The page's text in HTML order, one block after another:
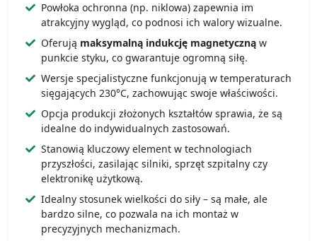
Powłoka ochronna (np. niklowa) zapewnia im
atrakcyjny wygląd, co podnosi ich walory wizualne.
Oferują maksymalną indukcję magnetyczną w
punkcie styku, co gwarantuje ogromną siłę.
Wersje specjalistyczne funkcjonują w temperaturach
sięgających 230°C, zachowując swoje właściwości.
Opcja produkcji złożonych kształtów sprawia, że są
idealne do indywidualnych zastosowań.
Stanowią kluczowy element w technologiach
przyszłości, zasilając silniki, sprzęt szpitalny czy
elektronikę użytkową.
Idealny stosunek wielkości do siły – są małe, ale
bardzo silne, co pozwala na ich montaż w
precyzyjnych mechanizmach.